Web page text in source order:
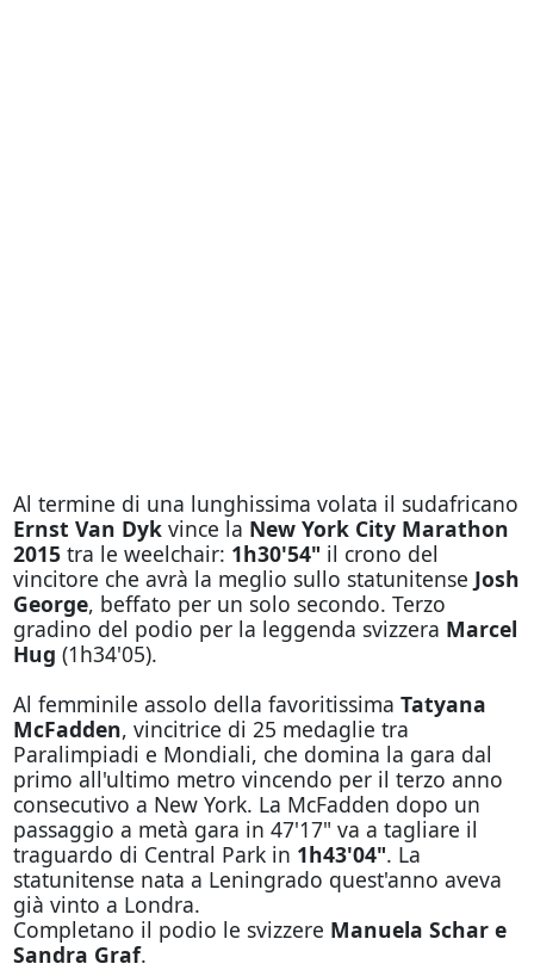
Al termine di una lunghissima volata il sudafricano
Ernst Van Dykvince la New York City Marathon
2015tra le weelchair: 1h30'54" il crono del
vincitore che avrà la meglio sullo statunitense Josh
George, beffato per un solo secondo. Terzo
gradino del podio per la leggenda svizzera Marcel
Hug (1h34'05).
Al femminile assolo della favoritissima Tatyana
McFadden, vincitrice di 25 medaglie tra
Paralimpiadi e Mondiali, che domina la gara dal
primo all'ultimo metro vincendo per il terzo anno
consecutivo a New York. La McFadden dopo un
passaggio a metà gara in 47'17" va a tagliare il
traguardo di Central Park in 1h43'04". La
statunitense nata a Leningrado quest'anno aveva
già vinto a Londra.
Completano il podio le svizzere Manuela Schar e
Sandra Graf.